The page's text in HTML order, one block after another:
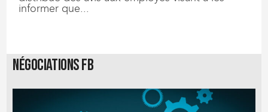
informer que...
Négociations FB